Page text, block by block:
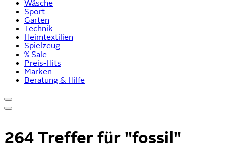
Wäsche
Sport
Garten
Technik
Heimtextilien
Spielzeug
% Sale
Preis-Hits
Marken
Beratung & Hilfe
264 Treffer für "fossil"